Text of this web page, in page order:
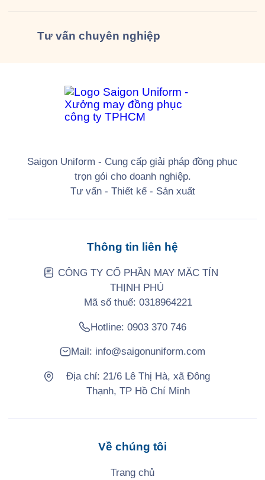
Tư vấn chuyên nghiệp
Saigon Uniform - Cung cấp giải pháp đồng phục
trọn gói cho doanh nghiệp.
Tư vấn - Thiết kế - Sản xuất
Thông tin liên hệ
CÔNG TY CỔ PHẦN MAY MẶC TÍN
THỊNH PHÚ
Mã số thuế: 0318964221
Hotline: 0903 370 746
Mail: info@saigonuniform.com
Địa chỉ: 21/6 Lê Thị Hà, xã Đông
Thạnh, TP Hồ Chí Minh
Về chúng tôi
Trang chủ